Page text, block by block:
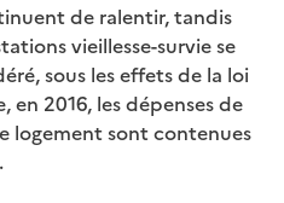
de ralentir, tandis
vieillesse-survie se
sous les effets de la loi
en 2016, les dépenses de
logement sont contenues